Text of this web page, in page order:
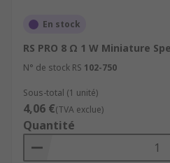
En stock
RS PRO 8 Ω 1 W Miniature
N° de stock RS 102-750
Sous-total (1 unité)
4,06 €(TVA exclue)
Quantité